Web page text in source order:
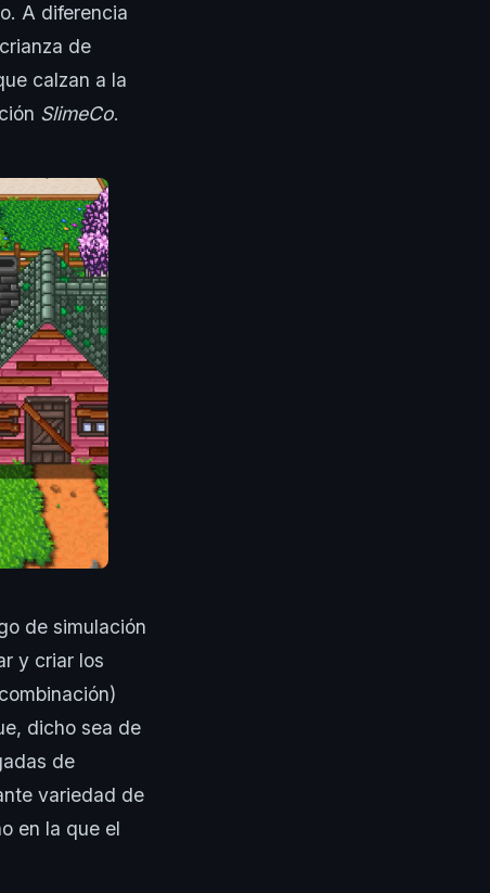
A diferencia
de
calzan a la
SlimeCo.
de simulación
y criar los
dicho sea de
de
variedad de
en la que el